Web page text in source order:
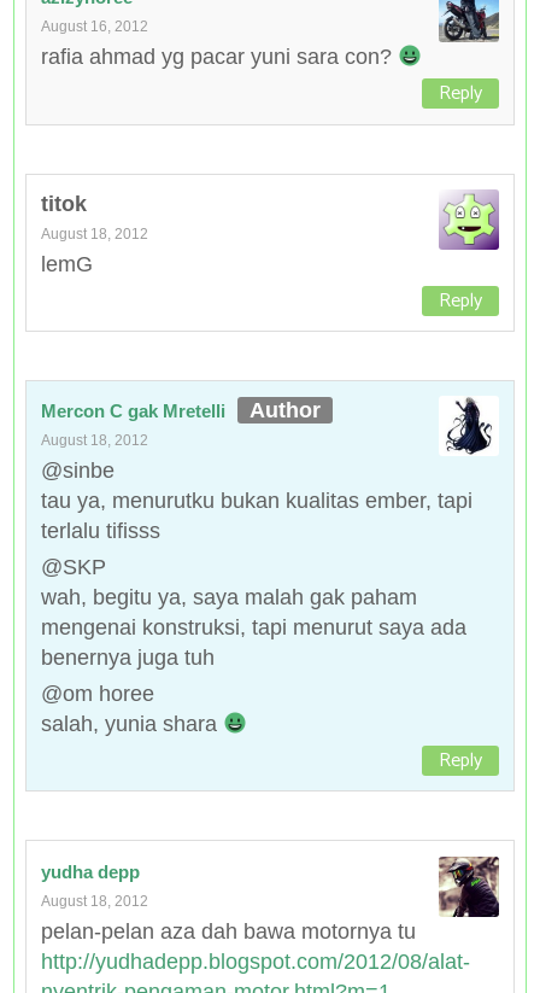
August 16, 2012
rafia ahmad yg pacar yuni sara con?
Reply
titok
August 18, 2012
lemG
Reply
Mercon C gak Mretelli
August 18, 2012
@sinbe
tau ya, menurutku bukan kualitas ember, tapi
terlalu tifisss
@SKP
wah, begitu ya, saya malah gak paham
mengenai konstruksi, tapi menurut saya ada
benernya juga tuh
@om horee
salah, yunia shara
Reply
yudha depp
August 18, 2012
pelan-pelan aza dah bawa motornya tu
http://yudhadepp.blogspot.com/2012/08/alat-